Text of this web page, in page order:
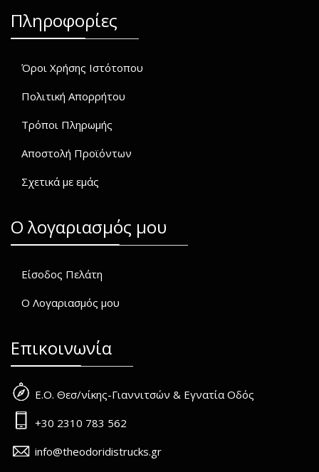
Πληροφορίες
Όροι Χρήσης Ιστότοπου
Πολιτική Απορρήτου
Τρόποι Πληρωμής
Αποστολή Προϊόντων
Σχετικά με εμάς
O λογαριασμός μου
Είσοδος Πελάτη
Ο Λογαριασμός μου
Επικοινωνία
Ε.Ο. Θεσ/νίκης-Γιαννιτσών & Εγνατία Οδός
+30 2310 783 562
info@theodoridistrucks.gr